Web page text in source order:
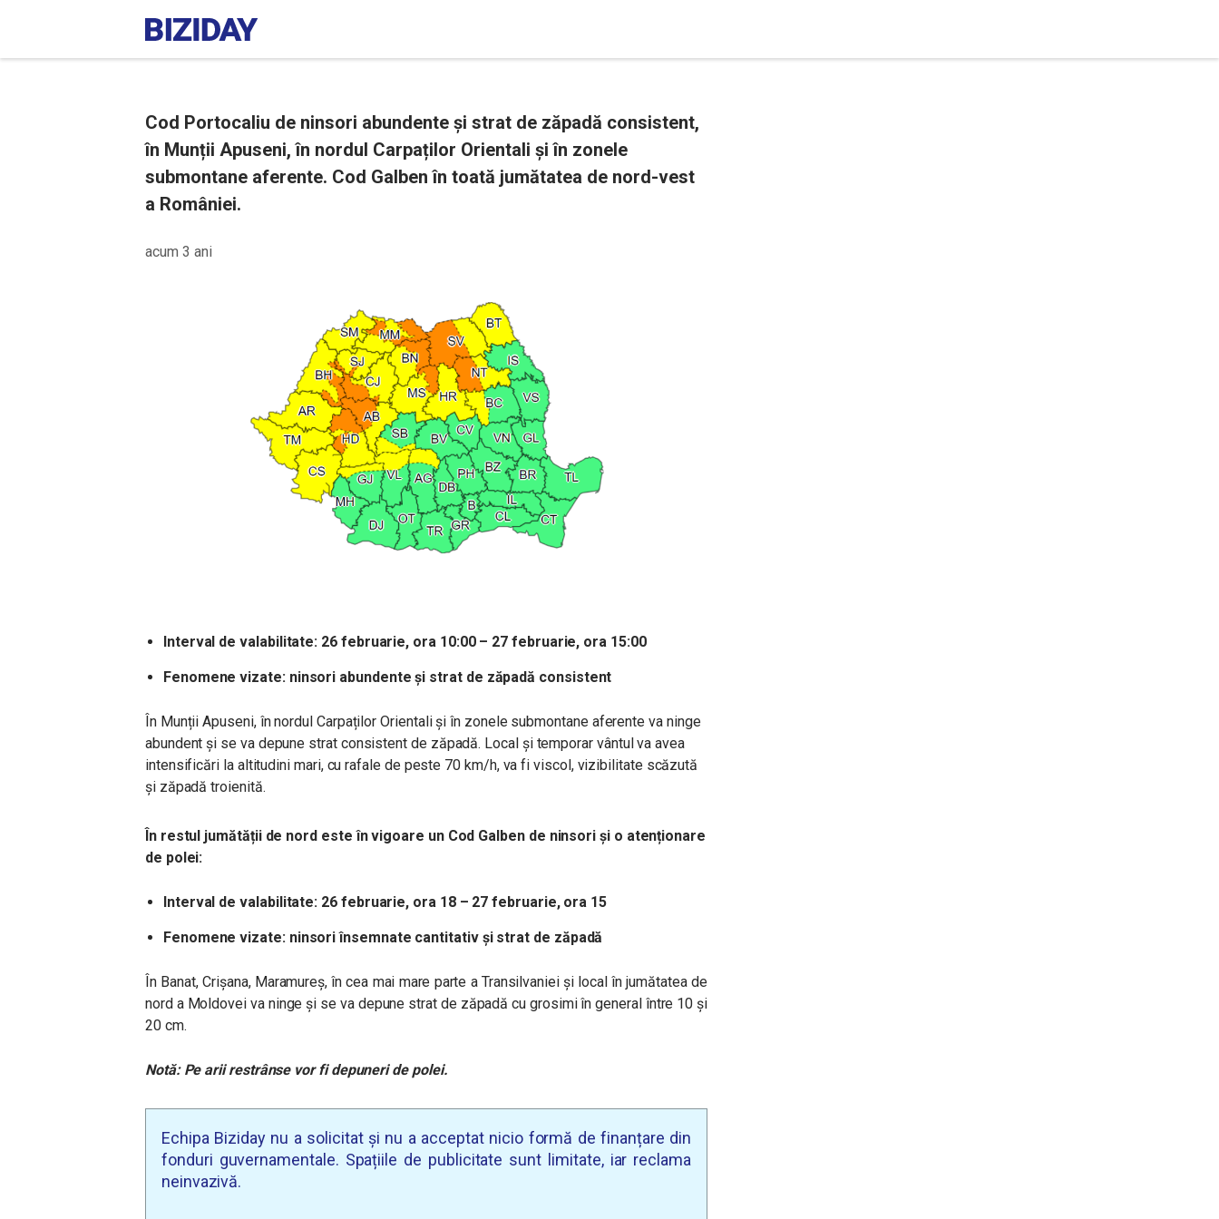
Cod Portocaliu de ninsori abundente și strat de zăpadă consistent,
în Munții Apuseni, în nordul Carpaților Orientali și în zonele
submontane aferente. Cod Galben în toată jumătatea de nord-vest
a României.
acum 3 ani
Interval de valabilitate: 26 februarie, ora 10:00 – 27 februarie, ora 15:00
Fenomene vizate: ninsori abundente și strat de zăpadă consistent
În Munții Apuseni, în nordul Carpaților Orientali și în zonele submontane aferente va ninge
abundent și se va depune strat consistent de zăpadă. Local și temporar vântul va avea
intensificări la altitudini mari, cu rafale de peste 70 km/h, va fi viscol, vizibilitate scăzută
și zăpadă troienită.
În restul jumătății de nord este în vigoare un Cod Galben de ninsori și o atenționare
de polei:
Interval de valabilitate: 26 februarie, ora 18 – 27 februarie, ora 15
Fenomene vizate: ninsori însemnate cantitativ și strat de zăpadă
În Banat, Crișana, Maramureș, în cea mai mare parte a Transilvaniei și local în jumătatea de
nord a Moldovei va ninge și se va depune strat de zăpadă cu grosimi în general între 10 și
20 cm.
Notă: Pe arii restrânse vor fi depuneri de polei.
Echipa Biziday nu a solicitat și nu a acceptat nicio formă de finanțare din
fonduri guvernamentale. Spațiile de publicitate sunt limitate, iar reclama
neinvazivă.